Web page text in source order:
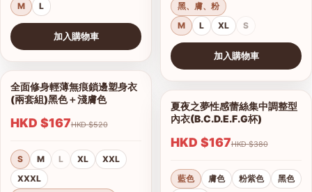
M L
加入購物車
1/10
查看圖片
全面修身輕薄無痕鎖邊塑身衣
(兩套組)黑色＋淺膚色
HKD $167 HKD $520
S M L XL
XXL
XXXL
黑、膚、粉
M
L XL S
加入購物車
1/15
查看圖片
夏夜之夢性感蕾絲集中調整型
內衣(B.C.D.E.F.G杯)
HKD $167 HKD $380
藍色 膚色 粉紫色
黑色